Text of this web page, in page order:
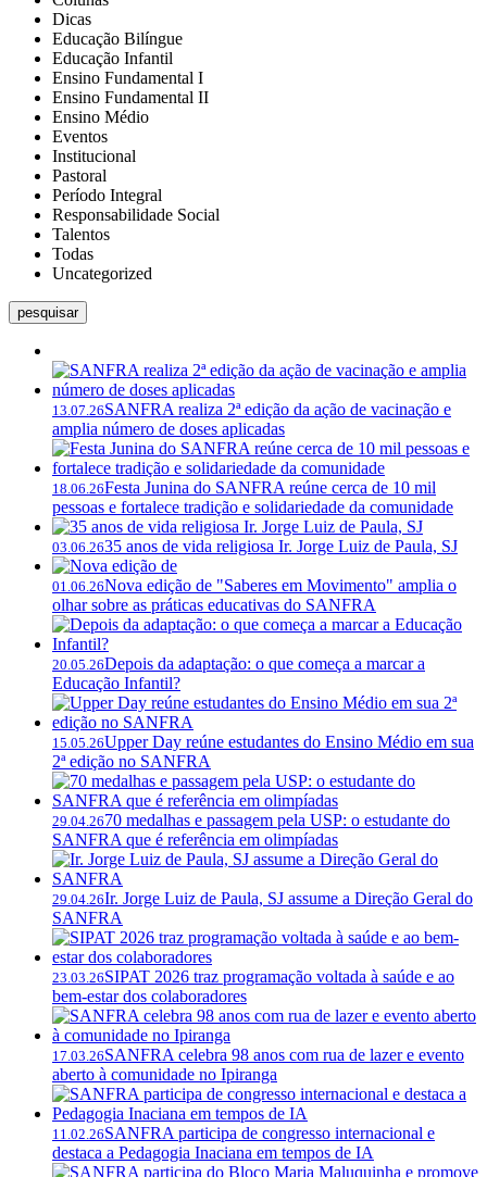
Dicas
Educação Bilíngue
Educação Infantil
Ensino Fundamental I
Ensino Fundamental II
Ensino Médio
Eventos
Institucional
Pastoral
Período Integral
Responsabilidade Social
Talentos
Todas
Uncategorized
pesquisar
13.07.26SANFRA realiza 2ª edição da ação de vacinação e
amplia número de doses aplicadas
18.06.26Festa Junina do SANFRA reúne cerca de 10 mil
pessoas e fortalece tradição e solidariedade da comunidade
03.06.2635 anos de vida religiosa Ir. Jorge Luiz de Paula, SJ
01.06.26Nova edição de "Saberes em Movimento" amplia o
olhar sobre as práticas educativas do SANFRA
20.05.26Depois da adaptação: o que começa a marcar a
Educação Infantil?
15.05.26Upper Day reúne estudantes do Ensino Médio em sua
2ª edição no SANFRA
29.04.2670 medalhas e passagem pela USP: o estudante do
SANFRA que é referência em olimpíadas
29.04.26Ir. Jorge Luiz de Paula, SJ assume a Direção Geral do
SANFRA
23.03.26SIPAT 2026 traz programação voltada à saúde e ao
bem-estar dos colaboradores
17.03.26SANFRA celebra 98 anos com rua de lazer e evento
aberto à comunidade no Ipiranga
11.02.26SANFRA participa de congresso internacional e
destaca a Pedagogia Inaciana em tempos de IA